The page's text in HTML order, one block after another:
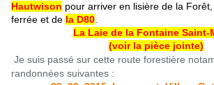
Hautwison pour arriver en lisière de la
ferrée et de la D80
La Laie de la Fontaine Saint-
(voir la pièce jointe)
Je suis passé sur cette route forestière
randonnées suivantes :